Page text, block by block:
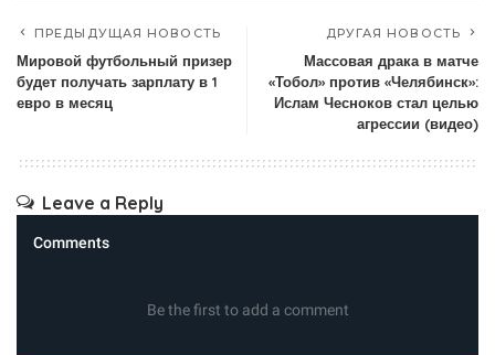
ПРЕДЫДУЩАЯ НОВОСТЬ
Мировой футбольный призер
будет получать зарплату в 1
евро в месяц
ДРУГАЯ НОВОСТЬ
Массовая драка в матче
«Тобол» против «Челябинск»:
Ислам Чесноков стал целью
агрессии (видео)
Leave a Reply